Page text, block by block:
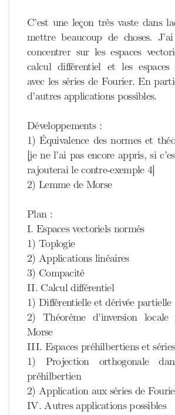
C’est une leçon très vaste dans
mettre beaucoup de choses.
concentrer sur les espaces
calcul différentiel et les espaces
avec les séries de Fourier. En
d’autres applications possibles.
Développements :
1) Équivalence des normes et
[je ne l’ai pas encore appris, si
rajouterai le contre-exemple 4]
2) Lemme de Morse
Plan :
I. Espaces vectoriels normés
1) Toplogie
2) Applications linéaires
3) Compacité
II. Calcul différentiel
1) Différentielle et dérivée partielle
2) Théorème d’inversion
Morse
III. Espaces préhilbertiens et
1) Projection orthogonale
préhilbertien
2) Application aux séries de
IV. Autres applications possibles